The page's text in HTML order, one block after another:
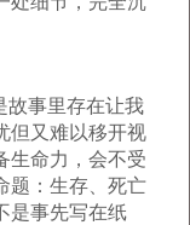
故事里存在让我
但又难以移开视
生命力，会不受
题：生存、死亡
是事先写在纸